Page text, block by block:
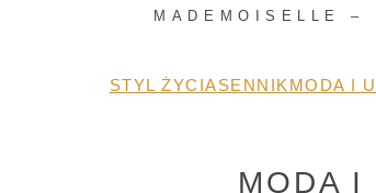
MADEMOISELLE –
STYL ŻYCIASENNIK MODA I
MODA I